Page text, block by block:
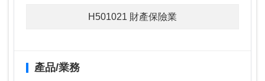
H501021 財產保險業
產品/業務